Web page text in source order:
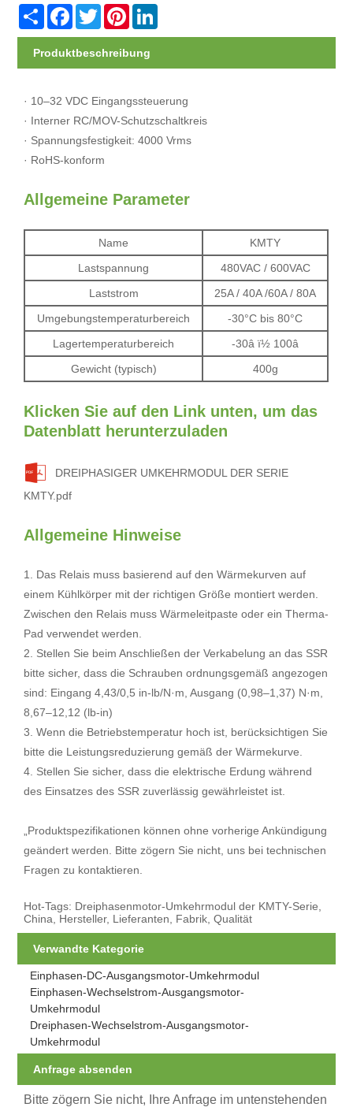
ShareFacebook
TwitterPinterest
Produktbeschreibung
· 10–32 VDC Eingangssteuerung
· Interner RC/MOV-Schutzschaltkreis
· Spannungsfestigkeit: 4000 Vrms
· RoHS-konform
Allgemeine Parameter
Name
KMTY
Lastspannung
480VAC / 600VAC
Laststrom
25A / 40A /60A / 80A
Umgebungstemperaturbereich
-30°C bis 80°C
Lagertemperaturbereich
-30â ï½ 100â
Gewicht (typisch)
400g
Klicken Sie auf den Link unten, um das
Datenblatt herunterzuladen
DREIPHASIGER UMKEHRMODUL DER SERIE
KMTY.pdf
Allgemeine Hinweise
1. Das Relais muss basierend auf den Wärmekurven auf
einem Kühlkörper mit der richtigen Größe montiert werden.
Zwischen den Relais muss Wärmeleitpaste oder ein Therma-
Pad verwendet werden.
2. Stellen Sie beim Anschließen der Verkabelung an das SSR
bitte sicher, dass die Schrauben ordnungsgemäß angezogen
sind: Eingang 4,43/0,5 in-lb/N·m, Ausgang (0,98–1,37) N·m,
8,67–12,12 (lb-in)
3. Wenn die Betriebstemperatur hoch ist, berücksichtigen Sie
bitte die Leistungsreduzierung gemäß der Wärmekurve.
4. Stellen Sie sicher, dass die elektrische Erdung während
des Einsatzes des SSR zuverlässig gewährleistet ist.
„Produktspezifikationen können ohne vorherige Ankündigung
geändert werden. Bitte zögern Sie nicht, uns bei technischen
Fragen zu kontaktieren.
Hot-Tags: Dreiphasenmotor-Umkehrmodul der KMTY-Serie,
China, Hersteller, Lieferanten, Fabrik, Qualität
Verwandte Kategorie
Einphasen-DC-Ausgangsmotor-Umkehrmodul
Einphasen-Wechselstrom-Ausgangsmotor-
Umkehrmodul
Dreiphasen-Wechselstrom-Ausgangsmotor-
Umkehrmodul
Anfrage absenden
Bitte zögern Sie nicht, Ihre Anfrage im untenstehenden